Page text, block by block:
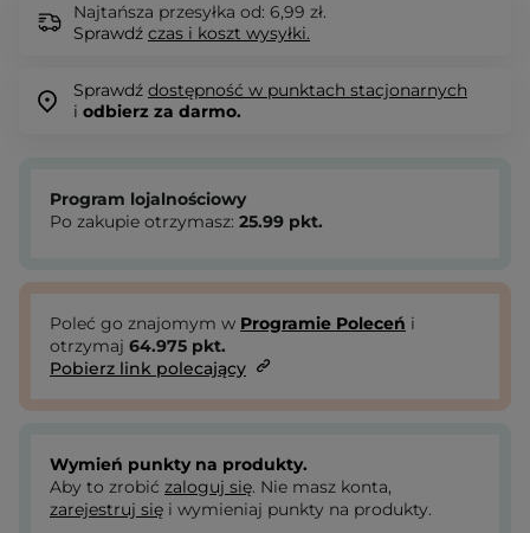
Najtańsza przesyłka od: 6,99 zł.
Sprawdź czas i koszt wysyłki.
Sprawdź dostępność w punktach stacjonarnych
i odbierz za darmo.
Program lojalnościowy
Po zakupie otrzymasz: 25.99 pkt.
Poleć go znajomym w Programie Poleceń i
otrzymaj 64.975 pkt.
Pobierz link polecający
Wymień punkty na produkty.
Aby to zrobić zaloguj się. Nie masz konta,
zarejestruj się i wymieniaj punkty na produkty.